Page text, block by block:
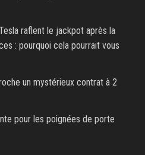
raflent le jackpot après la
: pourquoi cela pourrait vous
un mystérieux contrat à 2
pour les poignées de porte